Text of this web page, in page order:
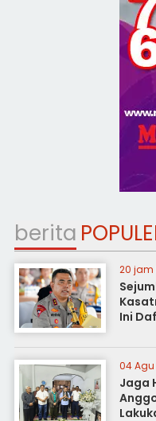
berita
20 jam
Ini
04 Agu
Jaga